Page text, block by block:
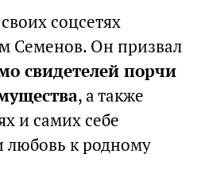
соцсетях
Семенов. Он призвал
свидетелей порчи
, а также
и самих себе
любовь к родному